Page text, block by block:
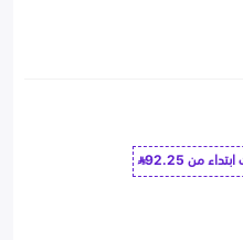
92.25